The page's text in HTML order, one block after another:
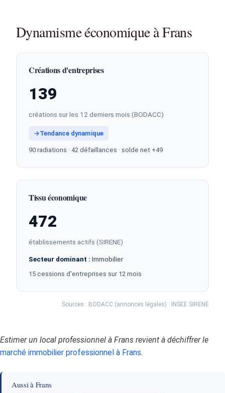
Dynamisme économique à Frans
Créations d'entreprises
139
créations sur les 12 derniers mois (BODACC)
→Tendance dynamique
90 radiations · 42 défaillances · solde net +49
Tissu économique
472
établissements actifs (SIRENE)
Secteur dominant : Immobilier
15 cessions d'entreprises sur 12 mois
Sources : BODACC (annonces légales) · INSEE SIRENE
Estimer un local professionnel à Frans revient à déchiffrer le
marché immobilier professionnel à Frans.
Aussi à Frans